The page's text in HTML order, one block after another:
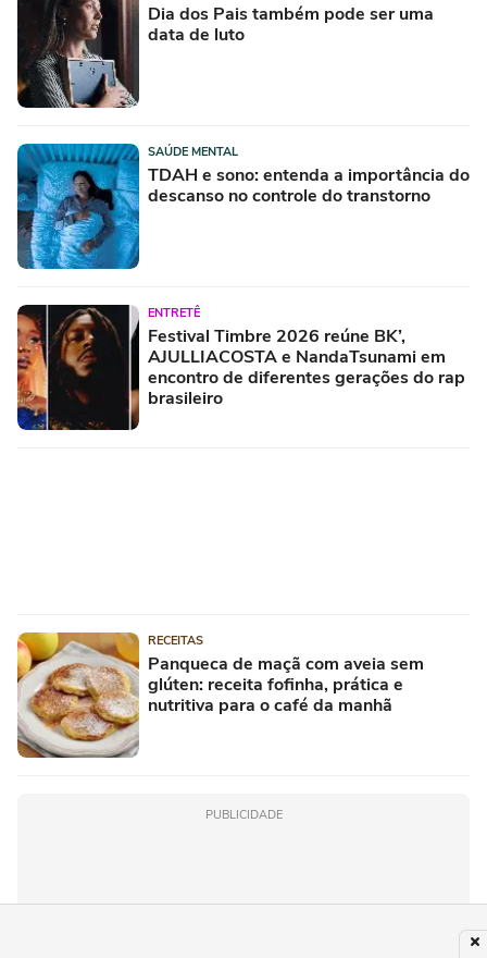
Dia dos Pais também pode ser uma
data de luto
SAÚDE MENTAL
TDAH e sono: entenda a importância do
descanso no controle do transtorno
ENTRETÊ
Festival Timbre 2026 reúne BK’,
AJULLIACOSTA e NandaTsunami em
encontro de diferentes gerações do rap
brasileiro
RECEITAS
Panqueca de maçã com aveia sem
glúten: receita fofinha, prática e
nutritiva para o café da manhã
PUBLICIDADE